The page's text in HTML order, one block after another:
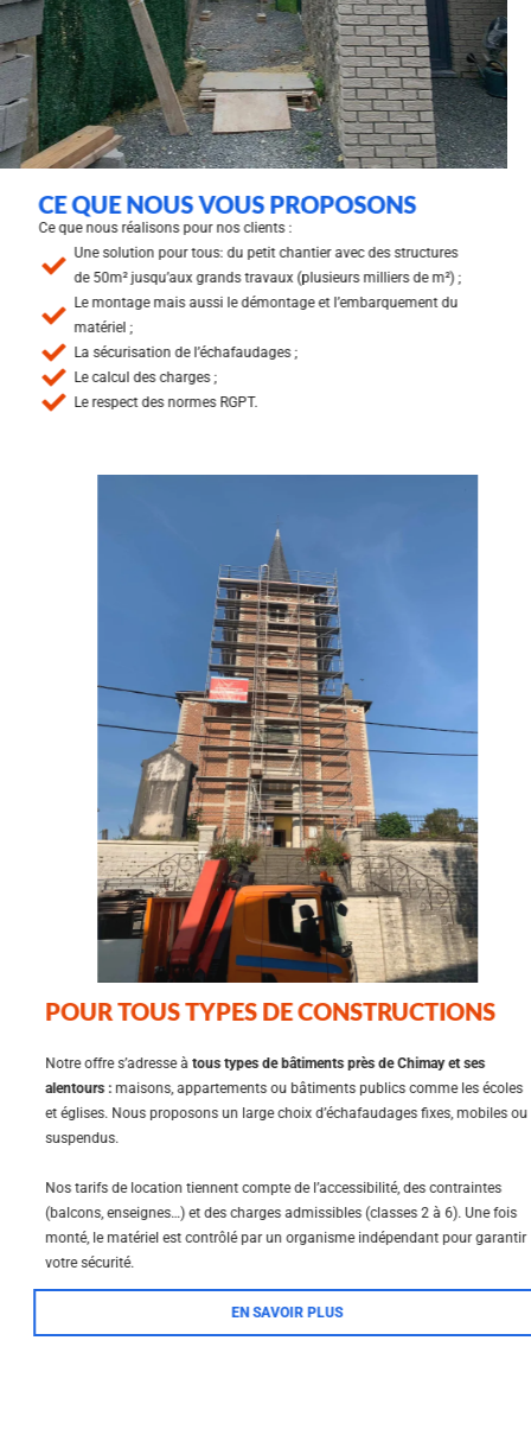
CE QUE NOUS VOUS PROPOSONS
Ce que nous réalisons pour nos clients :
Une solution pour tous: du petit chantier avec des structures
de 50m² jusqu’aux grands travaux (plusieurs milliers de m²) ;
Le montage mais aussi le démontage et l’embarquement du
matériel ;
La sécurisation de l’échafaudages ;
Le calcul des charges ;
Le respect des normes RGPT.
POUR TOUS TYPES DE CONSTRUCTIONS
Notre offre s’adresse àtous types de bâtiments près de Chimay et ses
alentours :maisons, appartements ou bâtiments publics comme les écoles
et églises. Nous proposons un large choix d’échafaudages fixes, mobiles ou
suspendus.
Nos tarifs de location tiennent compte de l’accessibilité, des contraintes
(balcons, enseignes…) et des charges admissibles (classes 2 à 6). Une fois
monté, le matériel est contrôlé par un organisme indépendant pour garantir
votre sécurité.
EN SAVOIR PLUS